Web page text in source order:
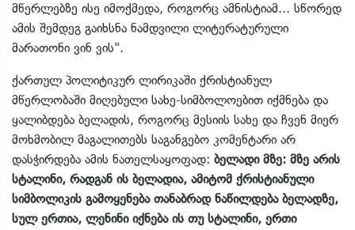
მწერლებზე ისე იმოქმედა, როგორც ამნისტიამ... სწორედ
ამის შემდეგ გაიხსნა ნამდვილი ლიტერატურული
მარათონი ვინ ვის".
ქართულ პოლიტიკურ ლირიკაში ქრისტიანულ
მწერლობაში მიღებული სახე-სიმბოლოებით იქმნება და
ყალიბდება ბელადის, როგორც მესიის სახე და ჩვენ მიერ
მოხმობილ მაგალითებს საგანგებო კომენტარი არ
დასჭირდება ამის ნათელსაყოფად: ბელადი მზე: მზე არის
სტალინი, რადგან ის ბელადია, ამიტომ ქრისტიანული
სიმბოლიკის გამოყენება თანაბრად ნაწილდება ბელადზე,
სულ ერთია, ლენინი იქნება ის თუ სტალინი, ერთი